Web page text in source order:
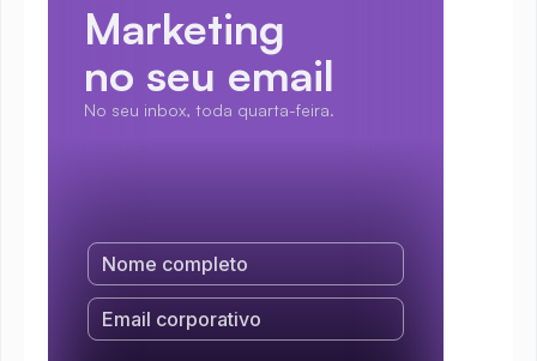
Marketing
no seu email
No seu inbox, toda quarta-feira.